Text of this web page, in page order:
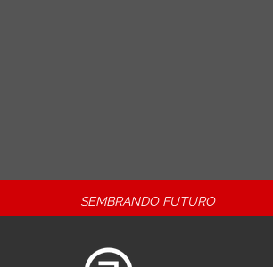
SEMBRANDO FUTURO